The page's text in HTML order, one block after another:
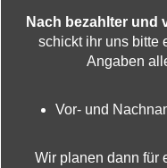
Nach bezahlter und
schickt ihr uns bitte
Angaben
Vor- und
Wir planen dann für